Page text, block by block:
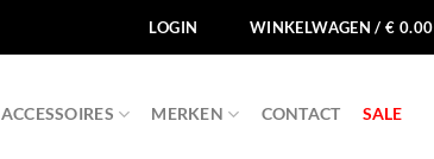
LOGIN WINKELWAGEN /€ 0.00
ACCESSOIRES MERKEN CONTACT SALE